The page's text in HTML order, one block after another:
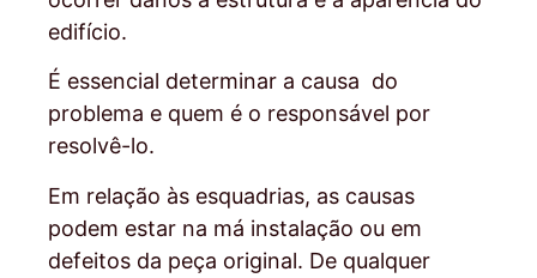
edifício.
É essencial determinar a causa do
problema e quem é o responsável por
resolvê-lo.
Em relação às esquadrias, as causas
podem estar na má instalação ou em
defeitos da peça original. De qualquer